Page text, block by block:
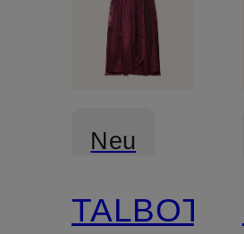
Neu
TALBOT